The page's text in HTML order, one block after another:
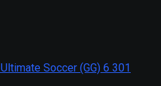
Ultimate Soccer (GG) 6 301